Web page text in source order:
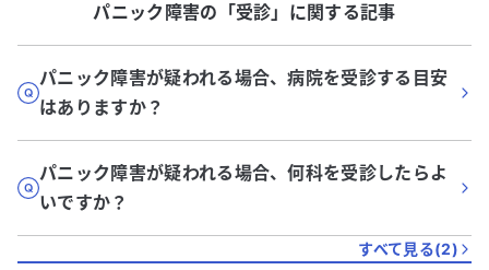
パニック障害の「受診」に関する記事
パニック障害が疑われる場合、病院を受診する目安
はありますか？
パニック障害が疑われる場合、何科を受診したらよ
いですか？
すべて見る(2)